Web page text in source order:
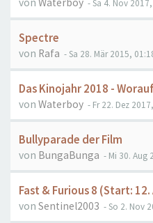
- Sa 4. Nov
Spectre
von Rafa - Sa 28. Mär 2015,
Das Kinojahr 2018 -
von Waterboy - Fr 22. Dez
Bullyparade der Film
von BungaBunga - Mi 30. Aug
Fast & Furious 8 (Start:
von Sentinel2003 - So 2. Nov